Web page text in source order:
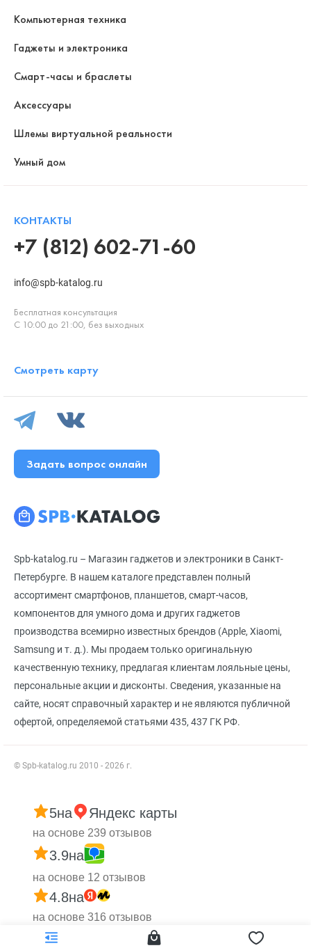
Spb-katalog.ru – Магазин гаджетов и электроники в Санкт-
Петербурге. В нашем каталоге представлен полный
ассортимент смартфонов, планшетов, смарт-часов,
компонентов для умного дома и других гаджетов
производства всемирно известных брендов (Apple, Xiaomi,
Samsung и т. д.). Мы продаем только оригинальную
качественную технику, предлагая клиентам лояльные цены,
персональные акции и дисконты. Сведения, указанные на
сайте, носят справочный характер и не являются публичной
офертой, определяемой статьями 435, 437 ГК РФ.
© Spb-katalog.ru 2010 - 2026 г.
Компьютерная техника
Гаджеты и электроника
Смарт-часы и браслеты
Аксессуары
Шлемы виртуальной реальности
Умный дом
КОНТАКТЫ
+7 (812) 602-71-60
info@spb-katalog.ru
Бесплатная консультация
С 10:00 до 21:00, без выходных
Смотреть карту
Задать вопрос онлайн
5на Яндекс карты
на основе 239 отзывов
3.9на
на основе 12 отзывов
4.8на
на основе 316 отзывов